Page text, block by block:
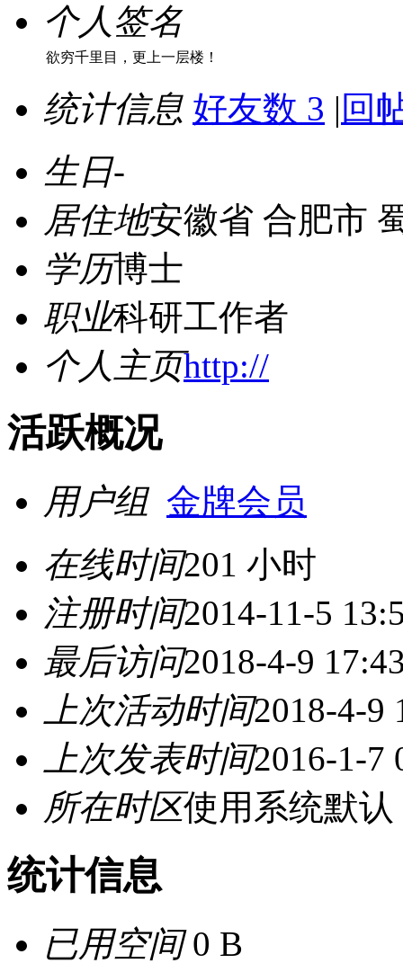
个人签名
欲穷千里目，更上一层楼！
统计信息 好友数 3 | 回
生日-
居住地安徽省 合肥市
学历博士
职业科研工作者
个人主页http://
活跃概况
用户组 金牌会员
在线时间201 小时
注册时间2014-11-5
最后访问2018-4-9
上次活动时间2018-4-9
上次发表时间2016-1-7
所在时区使用系统默认
统计信息
已用空间0 B